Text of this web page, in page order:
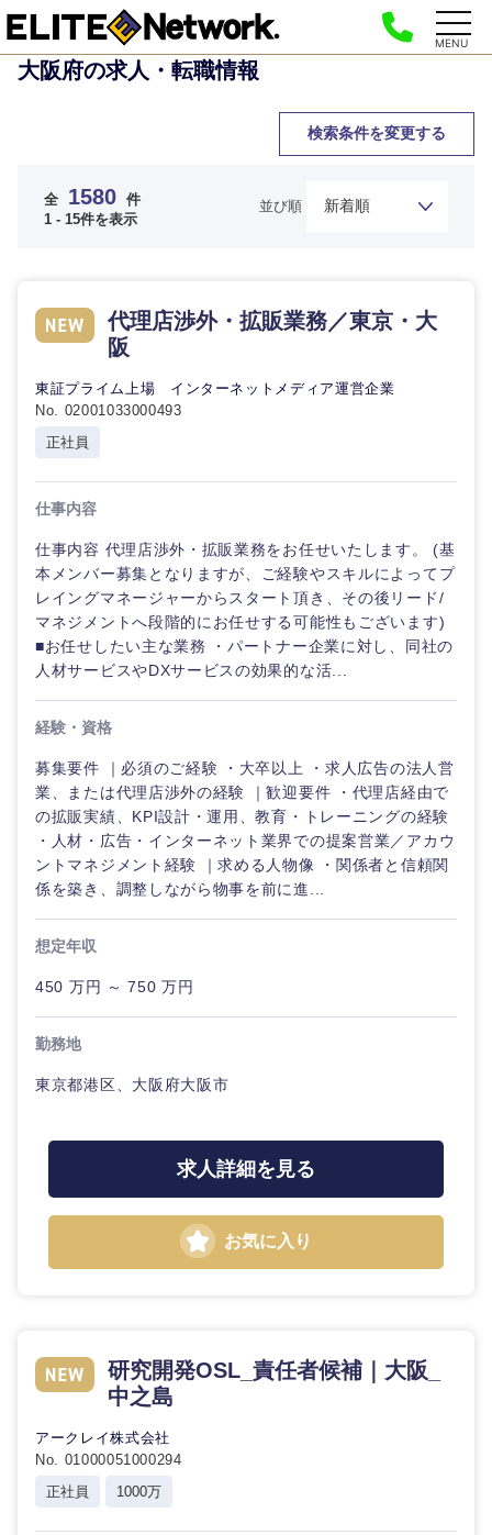
MENU
大阪府の求人・転職情報
検索条件を変更する
ご希望の職種を選択してください
経営企
画・事業
企画
経営ボー
ド
管理
サービス
クリエイ
ティブ
コンサル
すべての経営企画・事業企
M&A・事業投資
経営企画
その他企画業務
ご希望の職種を選択してください
経営企画・事業企画
経営ボード
管理
マーケティング
コンサルタント
専門職
ご希望の業界を選択してください
素材・化学・金属
食品・化粧品・アパレル・消費財
金融
建設・不動産
倉庫・運輸・物流
ご希望の勤務地を選択してください
宮城県
ご希望条件を入力ください
希望年収
推奨年齢
こだわり条件を入力ください
上場企業
スタートアップ企
業
外資系企業
転勤なし
全 1580 件
1 - 15件を表示
並び順
代理店渉外・拡販業務／東京・大
阪
東証プライム上場 インターネットメディア運営企業
No. 02001033000493
正社員
仕事内容
仕事内容 代理店渉外・拡販業務をお任せいたします。 (基
本メンバー募集となりますが、ご経験やスキルによってプ
レイングマネージャーからスタート頂き、その後リード/
マネジメントへ段階的にお任せする可能性もございます)
■お任せしたい主な業務 ・パートナー企業に対し、同社の
人材サービスやDXサービスの効果的な活...
経験・資格
募集要件 ｜必須のご経験 ・大卒以上 ・求人広告の法人営
業、または代理店渉外の経験 ｜歓迎要件 ・代理店経由で
の拡販実績、KPI設計・運用、教育・トレーニングの経験
・人材・広告・インターネット業界での提案営業／アカウ
ントマネジメント経験 ｜求める人物像 ・関係者と信頼関
係を築き、調整しながら物事を前に進...
想定年収
450 万円 ～ 750 万円
勤務地
東京都港区、大阪府大阪市
求人詳細を見る
お気に入り
研究開発OSL_責任者候補｜大阪_
中之島
アークレイ株式会社
No. 01000051000294
正社員
1000万